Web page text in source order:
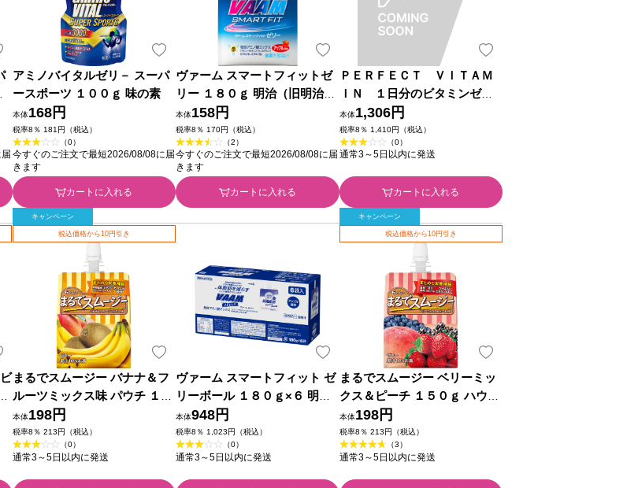
アミノバイタルゼリ－ スーパ
ースポーツ １００ｇ 味の素
本体168円
税率8％ 181円（税込）
（0）
今すぐのご注文で最短2026/08/08に届
きます
カートに入れる
ヴァーム スマートフィットゼ
リー １８０ｇ 明治（旧明治乳
業）
本体158円
税率8％ 170円（税込）
（2）
今すぐのご注文で最短2026/08/08に届
きます
カートに入れる
ＰＥＲＦＥＣＴ ＶＩＴＡＭ
ＩＮ １日分のビタミンゼリ
ー 食物繊維 ６個 ハウスウェ
ルネスフーズ
本体1,306円
税率8％ 1,410円（税込）
（0）
通常3～5日以内に発送
カートに入れる
キャンペーン
税込価格から10円引き
まるでスムージー バナナ＆フ
ルーツミックス味 パウチ １５
０ｇ ハウスウェルネスフーズ
本体198円
税率8％ 213円（税込）
（0）
通常3～5日以内に発送
ヴァーム スマートフィット ゼ
リーボール １８０ｇ×６ 明治
（旧明治乳業）
本体948円
税率8％ 1,023円（税込）
（0）
通常3～5日以内に発送
キャンペーン
税込価格から10円引き
まるでスムージー ベリーミッ
クス＆ピーチ １５０ｇ ハウス
ウェルネスフーズ
本体198円
税率8％ 213円（税込）
（3）
通常3～5日以内に発送